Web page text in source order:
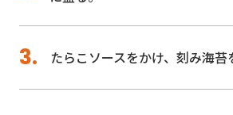
たらこソースをかけ、刻み海苔